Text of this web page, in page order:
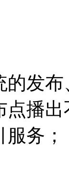
发布
点播
务；